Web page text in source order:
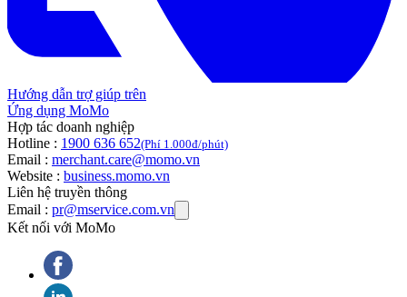
Hướng dẫn trợ giúp trên
Ứng dụng MoMo
Hợp tác doanh nghiệp
Hotline : 1900 636 652(Phí 1.000đ/phút)
Email : merchant.care@momo.vn
Website : business.momo.vn
Liên hệ truyền thông
Email : pr@mservice.com.vn
Kết nối với MoMo